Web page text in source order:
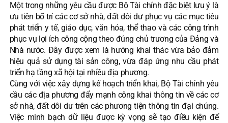
Một trong những yêu cầu được Bộ Tài chính đặc biệt lưu ý là
ưu tiên bố trí các cơ sở nhà, đất dôi dư phục vụ các mục tiêu
phát triển y tế, giáo dục, văn hóa, thể thao và các công trình
phục vụ lợi ích công cộng theo đúng chủ trương của Đảng và
Nhà nước. Đây được xem là hướng khai thác vừa bảo đảm
hiệu quả sử dụng tài sản công, vừa đáp ứng nhu cầu phát
triển hạ tầng xã hội tại nhiều địa phương.
Cùng với việc xây dựng kế hoạch triển khai, Bộ Tài chính yêu
cầu các địa phương đẩy mạnh công khai thông tin về các cơ
sở nhà, đất dôi dư trên các phương tiện thông tin đại chúng.
Việc minh bạch dữ liệu được kỳ vọng sẽ tạo điều kiện để